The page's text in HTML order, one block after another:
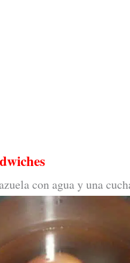
con agua y una